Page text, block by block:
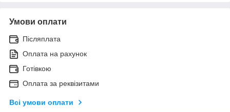
Умови оплати
Післяплата
Оплата на рахунок
Готівкою
Оплата за реквізитами
Всі умови оплати